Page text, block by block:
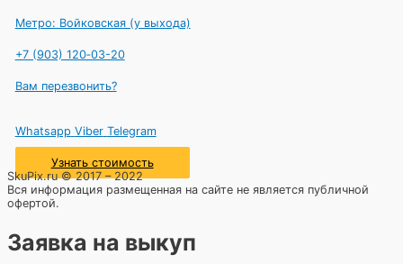
Метро: Войковская (у выхода)
+7 (903) 120‑03-20
Вам перезвонить?
Whatsapp Viber Telegram
Узнать стоимость
SkuPix.ru © 2017 – 2022
Вся информация размещенная на сайте не является публичной
офертой.
Заявка на выкуп